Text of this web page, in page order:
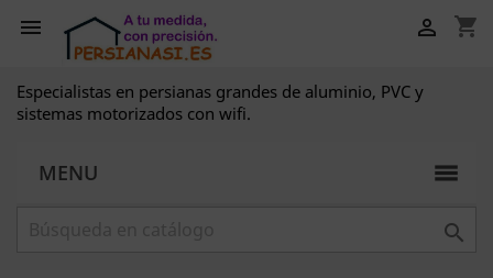
 shopping_cart

Especialistas en persianas grandes de aluminio, PVC y
sistemas motorizados con wifi.
MENU
